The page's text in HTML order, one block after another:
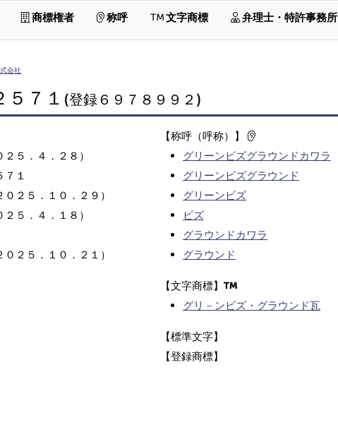
商標権者 称呼 文字商標 弁理士・特許事務所
会社
５７１ (登録６９７８９９２)
５．４．２８）
７１
２５．１０．２９）
５．４．１８）
２５．１０．２１）
【称呼（呼称）】
グリーンビズグラウンドカワラ
グリーンビズグラウンド
グリーンビズ
ビズ
グラウンドカワラ
グラウンド
【文字商標】
グリ－ンビズ・グラウンド瓦
【標準文字】
【登録商標】